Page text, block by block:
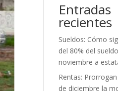
Entradas
recientes
Sueldos: Cómo
del 80% del
noviembre a
Rentas:
de diciembre la